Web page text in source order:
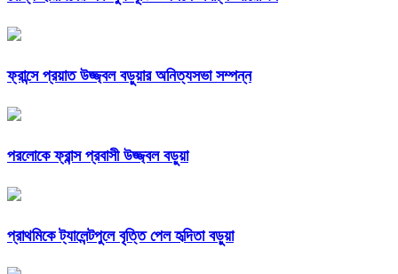
ফ্রান্সে প্রয়াত উজ্জ্বল বড়ুয়ার অনিত্যসভা সম্পন্ন
পরলোকে ফ্রান্স প্রবাসী উজ্জ্বল বড়ুয়া
প্রাথমিকে ট্যালেন্টপুলে বৃত্তি পেল হৃদিতা বড়ুয়া